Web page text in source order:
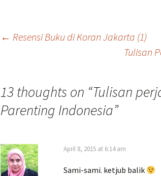
← Resensi Buku di Koran Jakarta (1)
Tulisan
13 thoughts on “Tulisan
Parenting Indonesia”
April 8, 2015 at 6:14 am
Sami-sami. ketjub balik